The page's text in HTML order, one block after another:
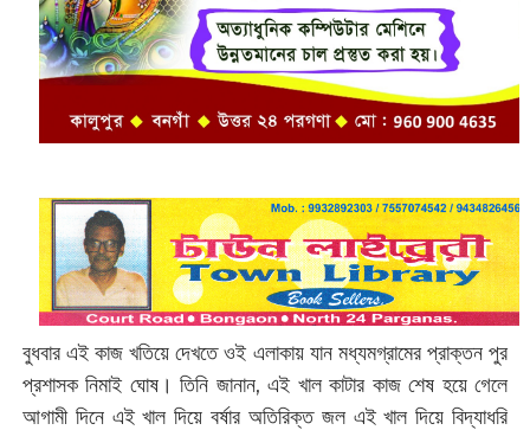
বুধবার এই কাজ খতিয়ে দেখতে ওই এলাকায় যান মধ্যমগ্রামের প্রাক্তন পুর
প্রশাসক নিমাই ঘোষ। তিনি জানান, এই খাল কাটার কাজ শেষ হয়ে গেলে
আগামী দিনে এই খাল দিয়ে বর্ষার অতিরিক্ত জল এই খাল দিয়ে বিদ্যাধরি